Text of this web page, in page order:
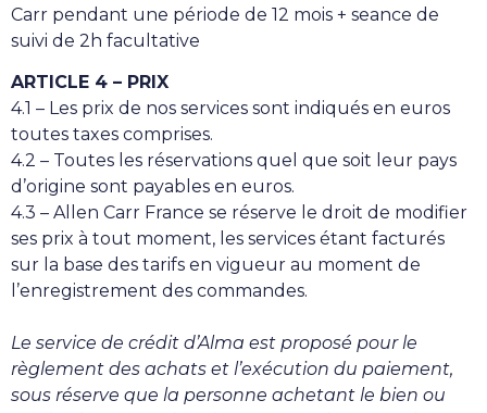
Carr pendant une période de 12 mois + seance de
suivi de 2h facultative
ARTICLE 4 – PRIX
4.1 – Les prix de nos services sont indiqués en euros
toutes taxes comprises.
4.2 – Toutes les réservations quel que soit leur pays
d’origine sont payables en euros.
4.3 – Allen Carr France se réserve le droit de modifier
ses prix à tout moment, les services étant facturés
sur la base des tarifs en vigueur au moment de
l’enregistrement des commandes.
Le service de crédit d’Alma est proposé pour le
règlement des achats et l’exécution du paiement,
sous réserve que la personne achetant le bien ou